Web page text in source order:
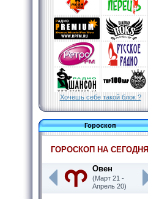
Хочешь себе такой блок ?
Гороскоп
ГОРОСКОП НА СЕГОДНЯ
Овен
(Март 21 -
Апрель 20)